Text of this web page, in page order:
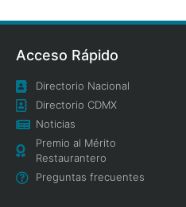
Acceso Rápido
Directorio Nacional
Directorio CDMX
Noticias
Premio al Mérito
Restaurantero
Preguntas frecuentes